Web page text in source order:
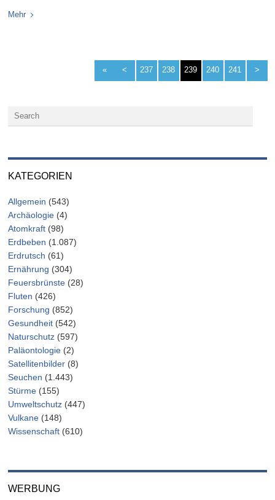
Mehr
« < 237 238 239 240 241 >
KATEGORIEN
Allgemein (543)
Archäologie (4)
Atomkraft (98)
Erdbeben (1.087)
Erdrutsch (61)
Ernährung (304)
Feuersbrünste (28)
Fluten (426)
Forschung (852)
Gesundheit (542)
Naturschutz (597)
Paläontologie (2)
Satellitenbilder (8)
Seuchen (1.443)
Stürme (155)
Umweltschutz (447)
Vulkane (148)
Wissenschaft (610)
WERBUNG